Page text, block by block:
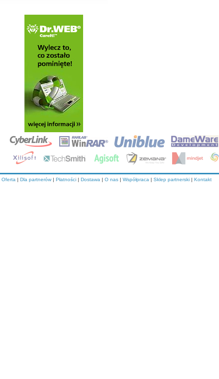
Oferta | Dla partnerów | Płatności | Dostawa | O nas | Współpraca | Sklep partnerski | Kontakt